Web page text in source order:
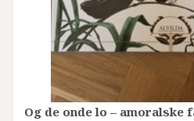
Og de onde lo – amoralske